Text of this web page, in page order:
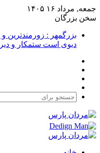
جمعه, مرداد ۱۶ ۱۴۰۵
سخن بزرگان
بزرگمهر : زورمندترین
دیوی است ستمکار و